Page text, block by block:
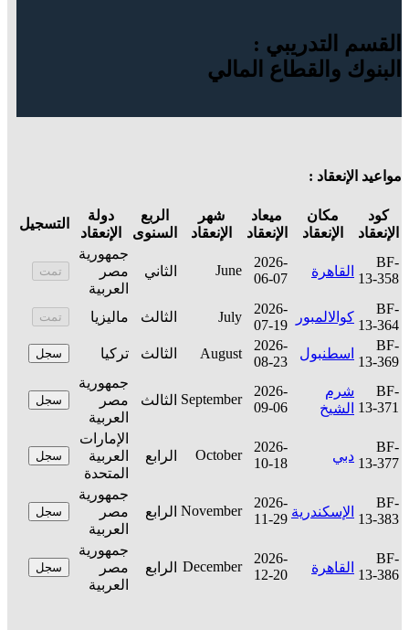
القسم التدريبي :
البنوك والقطاع المالي
مواعيد الإنعقاد :
كود
الإنعقاد
مكان
الإنعقاد
ميعاد
الإنعقاد
شهر
الإنعقاد
الربع
السنوى
دولة
الإنعقاد
التسجيل
BF-
13-358 القاهرة
2026-
06-07
June الثاني
جمهورية
مصر
العربية
تمت
BF-
13-364
كوالالمبور
2026-
07-19
July الثالث ماليزيا تمت
BF-
13-369
اسطنبول
2026-
08-23
August الثالث تركيا سجل
BF-
13-371
شرم
الشيخ
2026-
09-06
September الثالث
جمهورية
مصر
العربية
سجل
BF-
13-377 دبي
2026-
10-18
October الرابع
الإمارات
العربية
المتحدة
سجل
BF-
13-383 الإسكندرية
2026-
11-29
November الرابع
جمهورية
مصر
العربية
سجل
BF-
13-386 القاهرة
2026-
12-20
December الرابع
جمهورية
مصر
العربية
سجل